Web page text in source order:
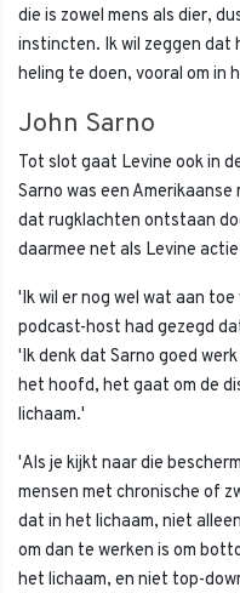
die is zowel mens als dier,
instincten. Ik wil zeggen dat
heling te doen, vooral om in
John Sarno
Tot slot gaat Levine ook in
Sarno was een
dat rugklachten ontstaan
daarmee net als Levine
'Ik wil er nog wel wat aan
podcast-host had gezegd
'Ik denk dat Sarno goed
het hoofd, het gaat om de
lichaam.'
'Als je kijkt naar die
mensen met chronische of
dat in het lichaam, niet
om dan te werken is om
het lichaam, en niet top-